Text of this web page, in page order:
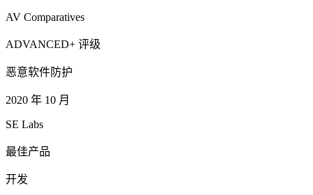
AV Comparatives
ADVANCED+ 评级
恶意软件防护
2020 年 10 月
SE Labs
最佳产品
开发